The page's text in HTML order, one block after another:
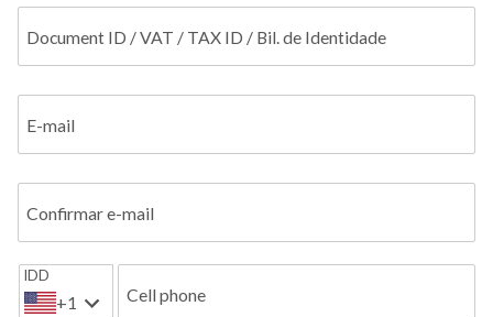
Document ID / VAT / TAX ID / Bil. de Identidade
E-mail
Confirmar e-mail
IDD
+1 Cell phone